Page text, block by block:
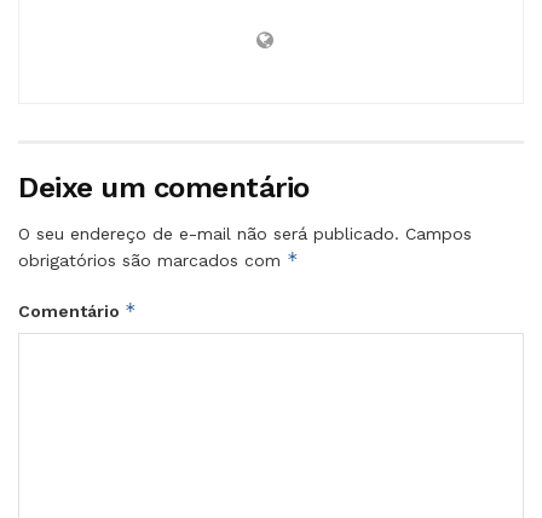
Deixe um comentário
O seu endereço de e-mail não será publicado. Campos
obrigatórios são marcados com *
Comentário *